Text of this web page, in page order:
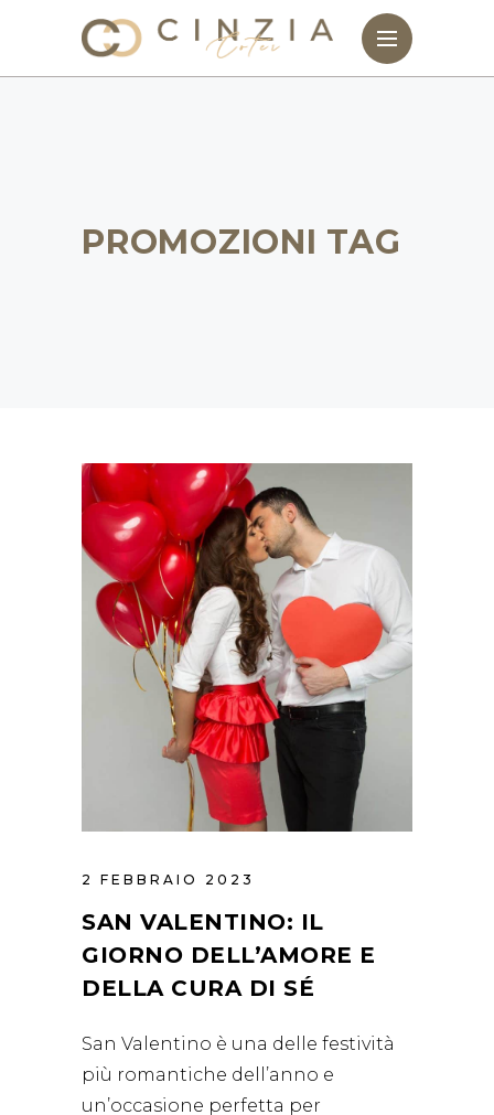
PROMOZIONI TAG
2 FEBBRAIO 2023
SAN VALENTINO: IL
GIORNO DELL’AMORE E
DELLA CURA DI SÉ
San Valentino è una delle festività
più romantiche dell’anno e
un’occasione perfetta per